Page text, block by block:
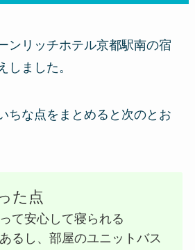
ンリッチホテル京都駅南の宿
しました。
ちな点をまとめると次のとお
た点
て安心して寝られる
るし、部屋のユニットバス